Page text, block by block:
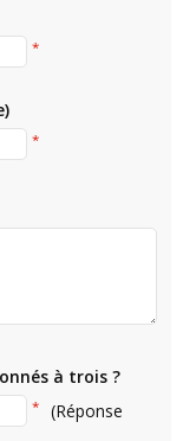
*
*
à trois ?
*
(Réponse